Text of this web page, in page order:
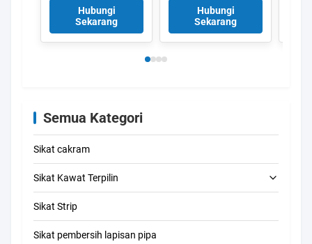
Jewelry Polishing
dan Deburring
dengan ukuran yang
Hubungi
Sekarang
penghapusan residu
pewarna yang tidak
berbahaya dan
Hubungi
Sekarang
Semua Kategori
Sikat cakram
Sikat Kawat Terpilin
Sikat pembersih tabung
Sikat pembersih jerami
Sikat Strip
Sikat pembersih lapisan pipa